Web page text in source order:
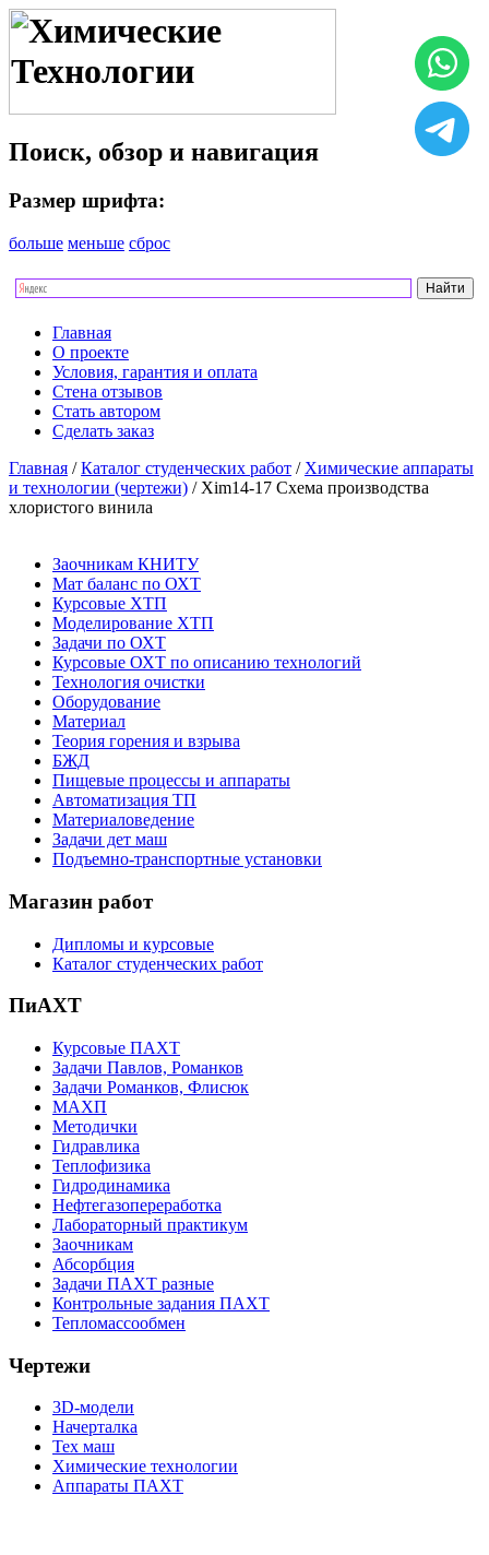
Поиск, обзор и навигация
Размер шрифта:
больше меньше сброс
Главная
О проекте
Условия, гарантия и оплата
Стена отзывов
Стать автором
Сделать заказ
Главная /Каталог студенческих работ / Химические аппараты
и технологии (чертежи) / Xim14-17 Схема производства
хлористого винила
Заочникам КНИТУ
Мат баланс по ОХТ
Курсовые ХТП
Моделирование ХТП
Задачи по ОХТ
Курсовые ОХТ по описанию технологий
Технология очистки
Оборудование
Материал
Теория горения и взрыва
БЖД
Пищевые процессы и аппараты
Автоматизация ТП
Материаловедение
Задачи дет маш
Подъемно-транспортные установки
Магазин работ
Дипломы и курсовые
Каталог студенческих работ
ПиАХТ
Курсовые ПАХТ
Задачи Павлов, Романков
Задачи Романков, Флисюк
МАХП
Методички
Гидравлика
Теплофизика
Гидродинамика
Нефтегазопереработка
Лабораторный практикум
Заочникам
Абсорбция
Задачи ПАХТ разные
Контрольные задания ПАХТ
Тепломассообмен
Чертежи
3D-модели
Начерталка
Тех маш
Химические технологии
Аппараты ПАХТ